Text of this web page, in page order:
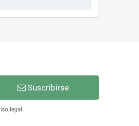
Suscribirse
legal.